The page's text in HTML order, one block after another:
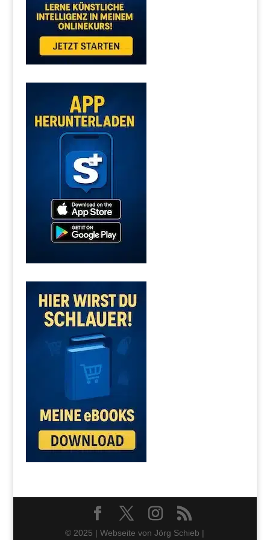
© 2025 | Webseite von Jörg Schieb |